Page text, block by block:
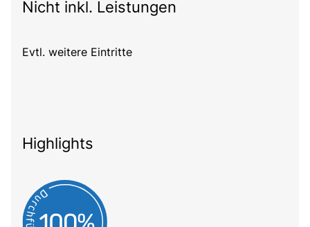
Nicht inkl. Leistungen
Evtl. weitere Eintritte
Highlights